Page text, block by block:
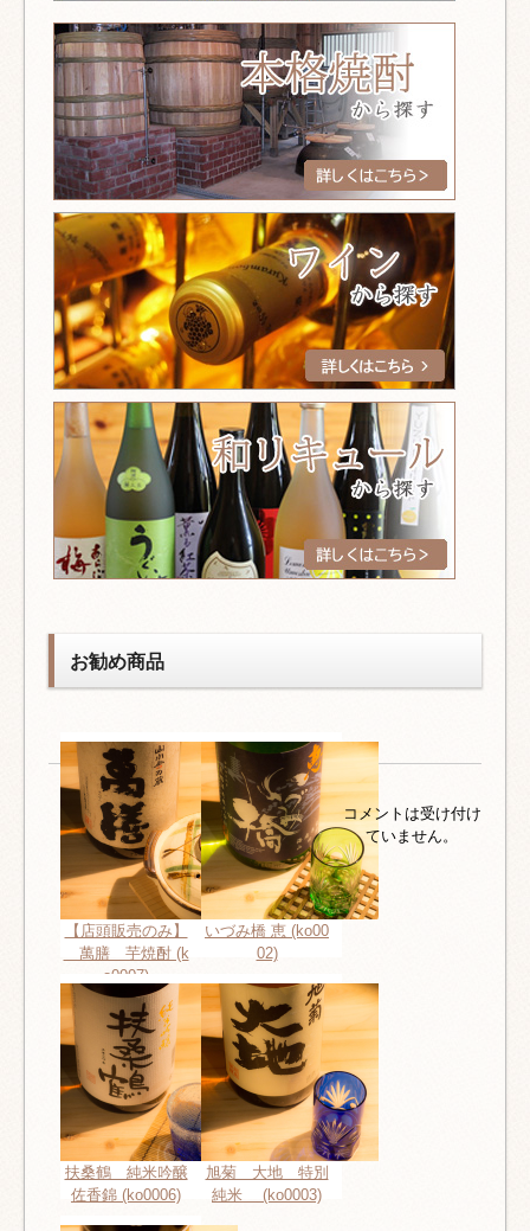
お勧め商品
【店頭販売のみ】
萬膳 芋焼酎 (k
o0007)
いづみ橋 恵 (ko00
02)
扶桑鶴 純米吟醸
佐香錦 (ko0006)
旭菊 大地 特別
純米 (ko0003)
コメントは受け付け
ていません。